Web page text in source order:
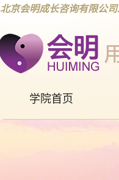
北京会明成长咨询有限公司
学院首页